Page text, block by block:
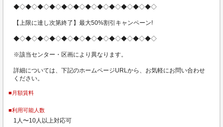
◆◇◆◇◆◇◆◇◆◇◆◇◆◇◆◇◆◇◆◇◆◇◆◇
【上限に達し次第終了】最大50%割引キャンペーン!
◆◇◆◇◆◇◆◇◆◇◆◇◆◇◆◇◆◇◆◇◆◇◆◇
※該当センター・区画により異なります。
詳細については、下記のホームページURLから、お気軽にお問い合わせ
ください。
■月額賃料
■利用可能人数
1人〜10人以上対応可